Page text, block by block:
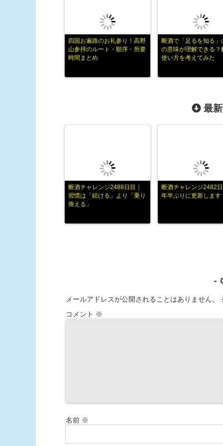
四国お遍路のお礼参り！高野
山参拝のルート・順序・所要
時間まとめ
断酒で「足るを知る」
の意味が理解できる？
使い方を考えてみた
最
断酒チャレンジ2488日目｜
習慣は「続ける」より「乗り
換える」
断酒チャレンジ2482
年半ぶりに更新します
-
メールアドレスが公開されることはありません。
コメント ※
名前 ※